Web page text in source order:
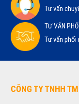
Tư vấn
TƯ VẤN
Tư vấn phối
CÔNG TY TNHH